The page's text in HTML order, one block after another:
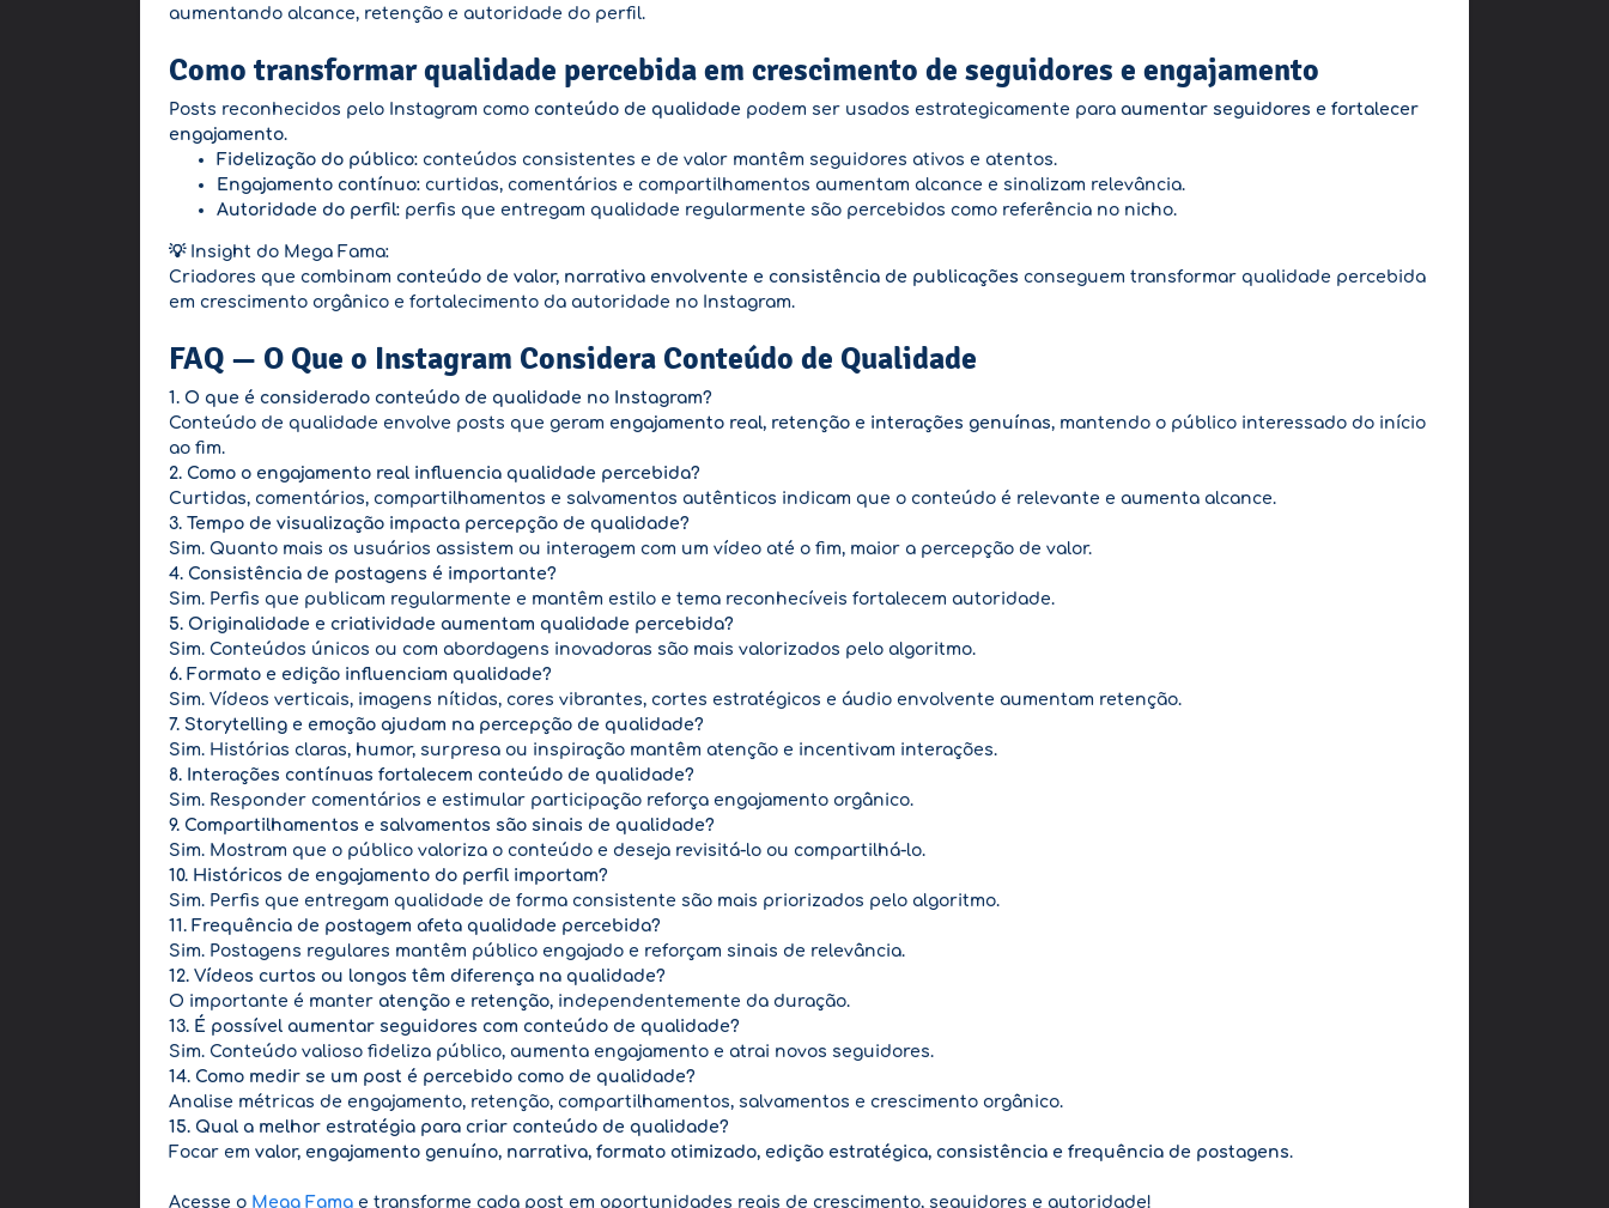
aumentando alcance, retenção e autoridade do perfil.
Como transformar qualidade percebida em crescimento de seguidores e engajamento
Posts reconhecidos pelo Instagram como conteúdo de qualidade podem ser usados estrategicamente para aumentar seguidores e fortalecer
engajamento.
Fidelização do público: conteúdos consistentes e de valor mantêm seguidores ativos e atentos.
Engajamento contínuo: curtidas, comentários e compartilhamentos aumentam alcance e sinalizam relevância.
Autoridade do perfil: perfis que entregam qualidade regularmente são percebidos como referência no nicho.
💡 Insight do Mega Fama:
Criadores que combinam conteúdo de valor, narrativa envolvente e consistência de publicações conseguem transformar qualidade percebida
em crescimento orgânico e fortalecimento da autoridade no Instagram.
FAQ — O Que o Instagram Considera Conteúdo de Qualidade
1. O que é considerado conteúdo de qualidade no Instagram?
Conteúdo de qualidade envolve posts que geram engajamento real, retenção e interações genuínas, mantendo o público interessado do início
ao fim.
2. Como o engajamento real influencia qualidade percebida?
Curtidas, comentários, compartilhamentos e salvamentos autênticos indicam que o conteúdo é relevante e aumenta alcance.
3. Tempo de visualização impacta percepção de qualidade?
Sim. Quanto mais os usuários assistem ou interagem com um vídeo até o fim, maior a percepção de valor.
4. Consistência de postagens é importante?
Sim. Perfis que publicam regularmente e mantêm estilo e tema reconhecíveis fortalecem autoridade.
5. Originalidade e criatividade aumentam qualidade percebida?
Sim. Conteúdos únicos ou com abordagens inovadoras são mais valorizados pelo algoritmo.
6. Formato e edição influenciam qualidade?
Sim. Vídeos verticais, imagens nítidas, cores vibrantes, cortes estratégicos e áudio envolvente aumentam retenção.
7. Storytelling e emoção ajudam na percepção de qualidade?
Sim. Histórias claras, humor, surpresa ou inspiração mantêm atenção e incentivam interações.
8. Interações contínuas fortalecem conteúdo de qualidade?
Sim. Responder comentários e estimular participação reforça engajamento orgânico.
9. Compartilhamentos e salvamentos são sinais de qualidade?
Sim. Mostram que o público valoriza o conteúdo e deseja revisitá-lo ou compartilhá-lo.
10. Históricos de engajamento do perfil importam?
Sim. Perfis que entregam qualidade de forma consistente são mais priorizados pelo algoritmo.
11. Frequência de postagem afeta qualidade percebida?
Sim. Postagens regulares mantêm público engajado e reforçam sinais de relevância.
12. Vídeos curtos ou longos têm diferença na qualidade?
O importante é manter atenção e retenção, independentemente da duração.
13. É possível aumentar seguidores com conteúdo de qualidade?
Sim. Conteúdo valioso fideliza público, aumenta engajamento e atrai novos seguidores.
14. Como medir se um post é percebido como de qualidade?
Analise métricas de engajamento, retenção, compartilhamentos, salvamentos e crescimento orgânico.
15. Qual a melhor estratégia para criar conteúdo de qualidade?
Focar em valor, engajamento genuíno, narrativa, formato otimizado, edição estratégica, consistência e frequência de postagens.
Acesse o Mega Fama e transforme cada post em oportunidades reais de crescimento, seguidores e autoridade!